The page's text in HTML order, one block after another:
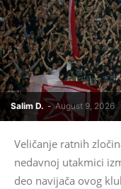
Salim D. - August 9, 2026
Veličanje ratnih
nedavnoj utakmici
deo navijača ovog